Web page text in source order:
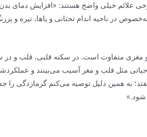
ناحیه اندام تحتانی و پاها، تیره و
متفاوت است. در سکته قلبی، قلب و در
حیاتی مثل قلب و مغز آسیب می‌بینند و
به همین دلیل توصیه می‌کنم گرمازدگی
شود.»